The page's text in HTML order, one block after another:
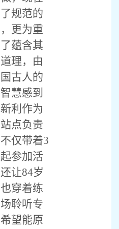
规范的
更为重
蕴含其
理，由
古人的
慧感到
利作为
点负责
仅带着3
参加活
让84岁
穿着练
聆听专
望能原